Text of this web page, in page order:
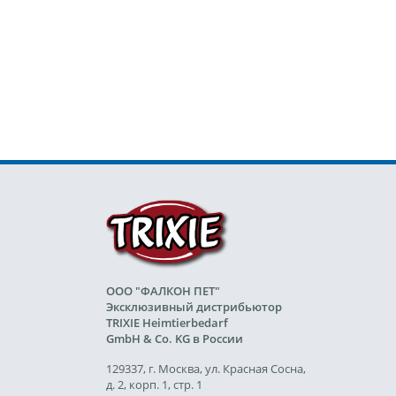
ООО "ФАЛКОН ПЕТ"
Эксклюзивный дистрибьютор
TRIXIE Heimtierbedarf
GmbH & Co. KG в России
129337, г. Москва, ул. Красная Сосна,
д. 2, корп. 1, стр. 1